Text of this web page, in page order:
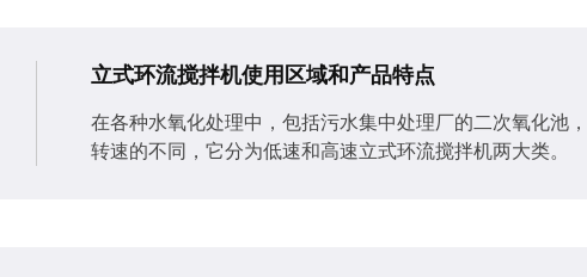
立式环流搅拌机使用区域和产品特点
在各种水氧化处理中，包括污水集中处理厂的二次氧化池
转速的不同，它分为低速和高速立式环流搅拌机两大类。